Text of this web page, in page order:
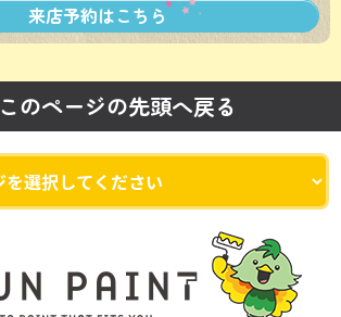
来店予約はこちら
このページの先頭へ戻る